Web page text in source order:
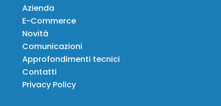
Azienda
E-Commerce
Novità
Comunicazioni
Approfondimenti tecnici
Contatti
Privacy Policy